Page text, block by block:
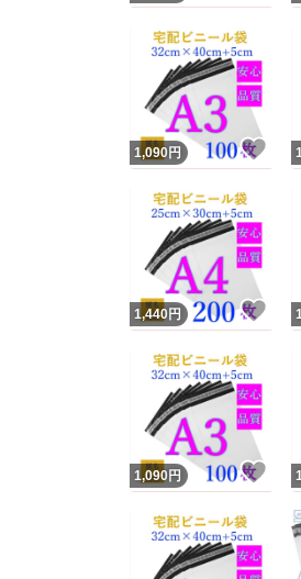
1,090 円 い
1,440 円 い
1,090 円 い